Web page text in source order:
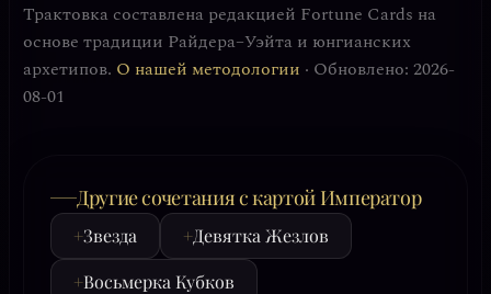
Трактовка составлена редакцией Fortune Cards на
основе традиции Райдера–Уэйта и юнгианских
архетипов. О нашей методологии · Обновлено: 2026-
08-01
Другие сочетания с картой Император
+Звезда +Девятка Жезлов
+Восьмерка Кубков